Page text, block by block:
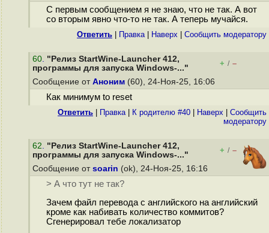
С первым сообщением я не знаю, что не так. А вот
со вторым явно что-то не так. А теперь мучайся.
Ответить Правка| Наверх Cообщить модератору
60. "Релиз StartWine-Launcher 412,
программы для запуска Windows-..."
+ / –
Сообщение от Аноним (60), 24-Ноя-25, 16:06
Как минимум to reset
Ответить Правка| К родителю #40 Наверх
Cообщить
модератору
62. "Релиз StartWine-Launcher 412,
программы для запуска Windows-..."
+ / –
Сообщение от soarin (ok), 24-Ноя-25, 16:16
> А что тут не так?
Зачем файл перевода с английского на английский
кроме как набивать количество коммитов?
Сгенерировал тебе локализатор